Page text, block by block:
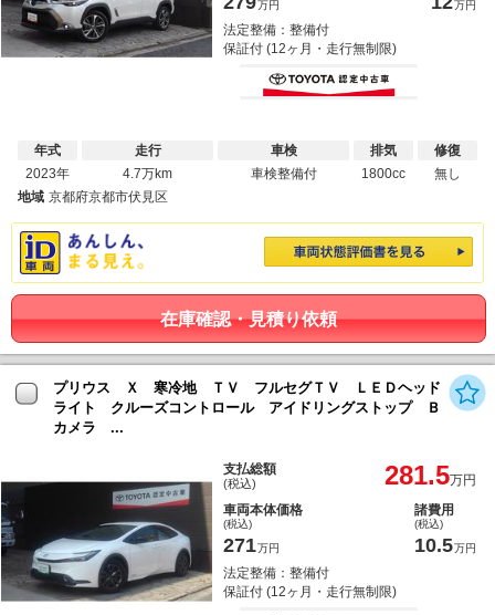
万円 万円
法定整備：整備付
保証付 (12ヶ月・走行無制限)
年式
2023年
走行
4.7万km
車検
車検整備付
排気
1800cc
修復
無し
地域 京都府京都市伏見区
在庫確認・見積り依頼
プリウス Ｘ 寒冷地 ＴＶ フルセグＴＶ ＬＥＤヘッド
ライト クルーズコントロール アイドリングストップ Ｂ
カメラ ...
支払総額
(税込) 281.5万円
車両本体価格
(税込)
271万円
諸費用
(税込)
10.5万円
法定整備：整備付
保証付 (12ヶ月・走行無制限)